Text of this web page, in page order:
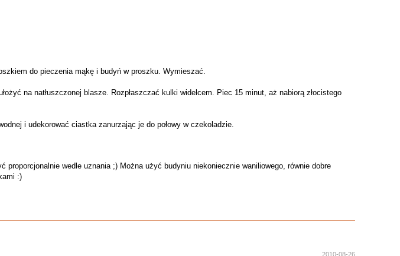
do pieczenia mąkę i budyń w proszku. Wymieszać.
na natłuszczonej blasze. Rozpłaszczać kulki widelcem. Piec 15 minut, aż nabiorą złocistego
i udekorować ciastka zanurzając je do połowy w czekoladzie.
wedle uznania ;) Można użyć budyniu niekoniecznie waniliowego, równie dobre
:)
2010-08-26